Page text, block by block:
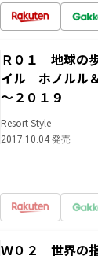
Ｒ０１ 地球の
イル ホノルル
～２０１９
Resort Style
2017.10.04 発売
Ｗ０２ 世界の